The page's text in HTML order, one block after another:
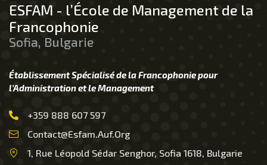
ESFAM - l’École de Management de la
Francophonie
Sofia, Bulgarie
Établissement Spécialisé de la Francophonie pour
l’Administration et le Management
+359 888 607 597
Contact@esfam.auf.org
1, Rue Léopold Sédar Senghor, Sofia 1618, Bulgarie